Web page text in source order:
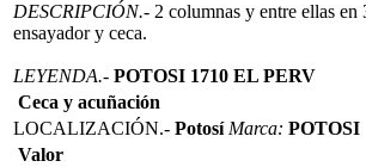
DESCRIPCIÓN.- 2 columnas y entre ellas
ensayador y ceca.
LEYENDA.- POTOSI 1710 EL PERV
Ceca y acuñación
LOCALIZACIÓN.- Potosí Marca: POTOSI
Valor